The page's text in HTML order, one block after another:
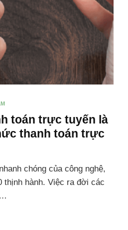
toán trực tuyến là
thanh toán trực
chóng của công nghệ,
thịnh hành. Việc ra đời các